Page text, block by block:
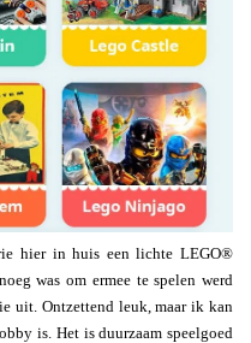
hier in huis een lichte LEGO®
was om ermee te spelen werd
uit. Ontzettend leuk, maar ik kan
is. Het is duurzaam speelgoed